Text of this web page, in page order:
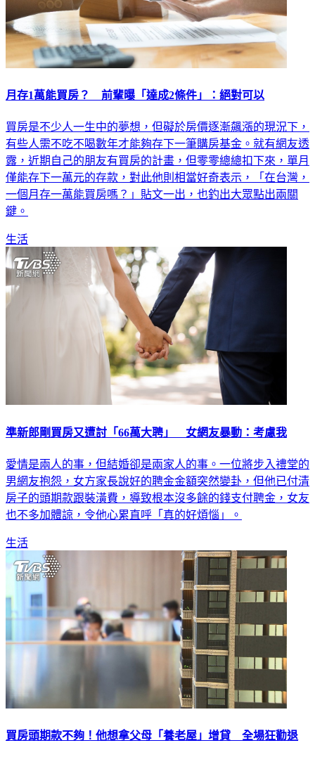
月存1萬能買房？ 前輩曝「達成2條件」：絕對可以
買房是不少人一生中的夢想，但礙於房價逐漸飆漲的現況下，
有些人需不吃不喝數年才能夠存下一筆購房基金。就有網友透
露，近期自己的朋友有買房的計畫，但零零總總扣下來，單月
僅能存下一萬元的存款，對此他則相當好奇表示，「在台灣，
一個月存一萬能買房嗎？」貼文一出，也釣出大眾點出兩關
鍵。
生活
準新郎剛買房又遭討「66萬大聘」 女網友暴動：考慮我
愛情是兩人的事，但結婚卻是兩家人的事。一位將步入禮堂的
男網友抱怨，女方家長說好的聘金金額突然變卦，但他已付清
房子的頭期款跟裝潢費，導致根本沒多餘的錢支付聘金，女友
也不多加體諒，令他心累直呼「真的好煩惱」。
生活
買房頭期款不夠！他想拿父母「養老屋」增貸 全場狂勸退